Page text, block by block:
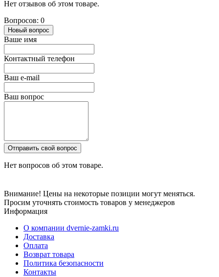
Нет отзывов об этом товаре.
Вопросов: 0
Новый вопрос
Ваше имя
Контактный телефон
Ваш e-mail
Ваш вопрос
Отправить свой вопрос
Нет вопросов об этом товаре.
Внимание! Цены на некоторые позиции могут меняться.
Просим уточнять стоимость товаров у менеджеров
Информация
О компании dvernie-zamki.ru
Доставка
Оплата
Возврат товара
Политика безопасности
Контакты